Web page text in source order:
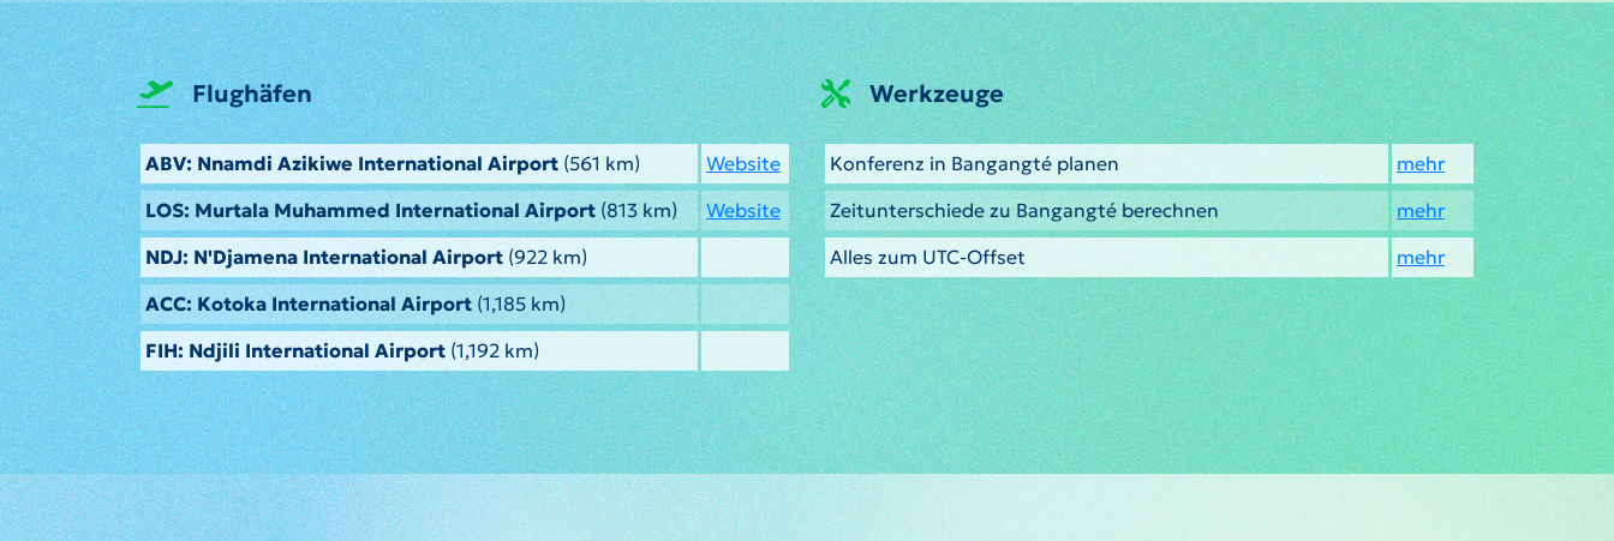
Flughäfen
ABV: Nnamdi Azikiwe International Airport (561 km)
Website
LOS: Murtala Muhammed International Airport(813 km)
Website
NDJ: N'Djamena International Airport (922 km)
ACC: Kotoka International Airport(1,185 km)
FIH: Ndjili International Airport (1,192 km)
Werkzeuge
Konferenz in Bangangté planen
mehr
Zeitunterschiede zu Bangangté berechnen
mehr
Alles zum UTC-Offset
mehr